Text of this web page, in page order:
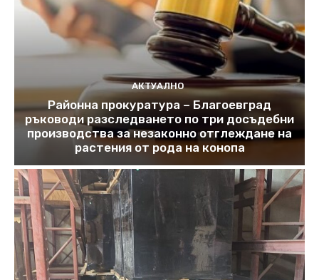
АКТУАЛНО
Районна прокуратура – Благоевград
ръководи разследването по три досъдебни
производства за незаконно отглеждане на
растения от рода на конопа